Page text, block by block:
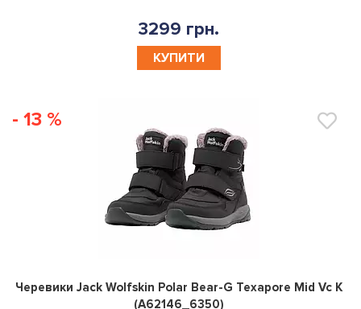
3299 грн.
КУПИТИ
- 13 %
0
Черевики Jack Wolfskin Polar Bear-G Texapore Mid Vc K
(A62146_6350)